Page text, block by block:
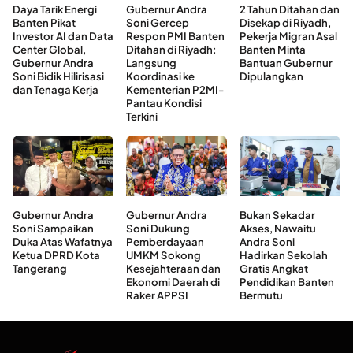
Daya Tarik Energi
Banten Pikat
Investor AI dan Data
Center Global,
Gubernur Andra
Soni Bidik Hilirisasi
dan Tenaga Kerja
Gubernur Andra
Soni Gercep
Respon PMI Banten
Ditahan di Riyadh:
Langsung
Koordinasi ke
Kementerian P2MI-
Pantau Kondisi
Terkini
2 Tahun Ditahan dan
Disekap di Riyadh,
Pekerja Migran Asal
Banten Minta
Bantuan Gubernur
Dipulangkan
Gubernur Andra
Soni Sampaikan
Duka Atas Wafatnya
Ketua DPRD Kota
Tangerang
Gubernur Andra
Soni Dukung
Pemberdayaan
UMKM Sokong
Kesejahteraan dan
Ekonomi Daerah di
Raker APPSI
Bukan Sekadar
Akses, Nawaitu
Andra Soni
Hadirkan Sekolah
Gratis Angkat
Pendidikan Banten
Bermutu